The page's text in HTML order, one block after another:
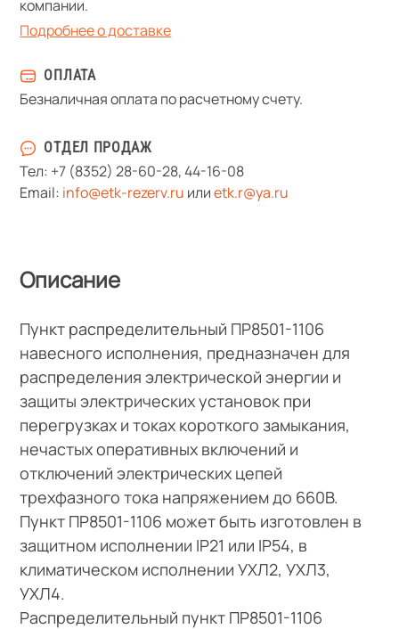
компании.
Подробнее о доставке
ОПЛАТА
Безналичная оплата по расчетному счету.
ОТДЕЛ ПРОДАЖ
Тел: +7 (8352) 28-60-28,44-16-08
Email: info@etk-rezerv.ru илиetk.r@ya.ru
Описание
Пункт распределительный ПР8501-1106
навесного исполнения, предназначен для
распределения электрической энергии и
защиты электрических установок при
перегрузках и токах короткого замыкания,
нечастых оперативных включений и
отключений электрических цепей
трехфазного тока напряжением до 660В.
Пункт ПР8501-1106 может быть изготовлен в
защитном исполнении IP21 или IP54, в
климатическом исполнении УХЛ2, УХЛ3,
УХЛ4.
Распределительный пункт ПР8501-1106